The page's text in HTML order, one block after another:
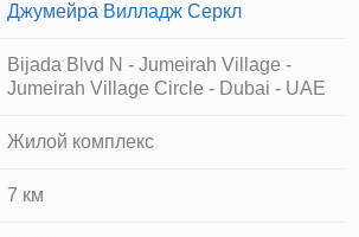
Джумейра Вилладж Серкл
Bijada Blvd N - Jumeirah Village -
Jumeirah Village Circle - Dubai - UAE
Жилой комплекс
7 км